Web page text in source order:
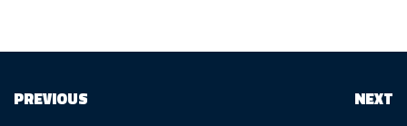
PREVIOUS NEXT